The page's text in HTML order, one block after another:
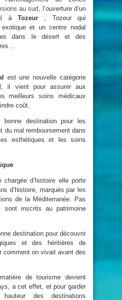
au sud , l’ouverture d’un
à Tozeur ; Tozeur qui
et un centre nodal
dans le désert et des
est une nouvelle catégorie
il vient pour assurer aux
meilleurs soins médicaux
coût.
destination pour les
du mal remboursement dans
esthétiques et les soins
chargée d’histoire elle porte
d’histoire, marqués par les
de la Méditerranée. Pas
inscrits au patrimoine
destination pour découvrir
et des héritières de
comment on vivait avant des
de tourisme devient
a cet effet, et pour garder
des destinations